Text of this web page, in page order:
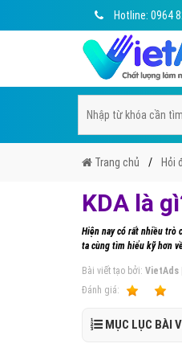
Hotline: 0964
Trang chủ Hỏi
KDA là
Hiện nay có rất nhiều trò
ta cùng tìm hiểu kỹ hơn
Bài viết tạo bởi: VietAds
Ðánh giá:
MỤC LỤC BÀI